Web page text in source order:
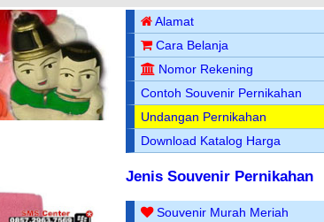
Alamat
Cara Belanja
Nomor Rekening
Contoh Souvenir Pernikahan
Undangan Pernikahan
Download Katalog Harga
Jenis Souvenir Pernikahan
Souvenir Murah Meriah